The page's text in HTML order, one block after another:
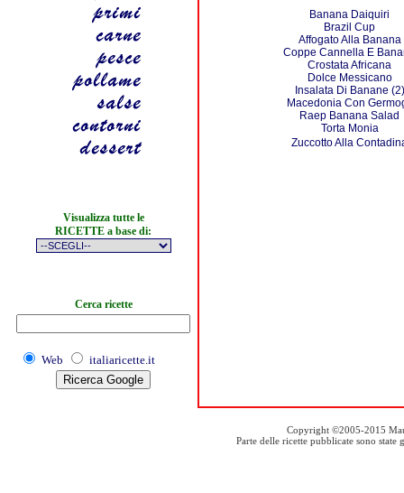
Visualizza tutte le
RICETTE a base di:
Cerca ricette
Web italiaricette.it
Banana Daiquiri
Brazil Cup
Affogato Alla Banana
Coppe Cannella E
Crostata Africana
Dolce Messicano
Insalata Di Banane (2)
Macedonia Con
Raep Banana Salad
Torta Monia
Zuccotto Alla
Copyright ©2005-2015
Parte delle ricette pubblicate sono state